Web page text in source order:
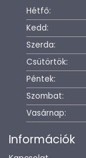
Hétfő:
Kedd:
Szerda:
Csütörtök:
Péntek:
Szombat:
Vasárnap:
Információk